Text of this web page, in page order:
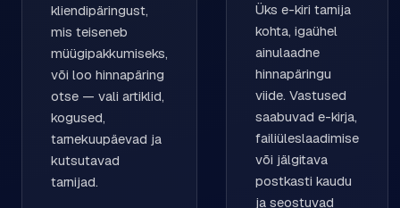
kliendipäringust,
mis teiseneb
müügipakkumiseks,
või loo hinnapäring
otse — vali artiklid,
kogused,
tarnekuupäevad ja
kutsutavad
tarnijad.
Üks e-kiri tarnija
kohta, igaühel
ainulaadne
hinnapäringu
viide. Vastused
saabuvad e-kirja,
failiüleslaadimise
või jälgitava
postkasti kaudu
ja seostuvad